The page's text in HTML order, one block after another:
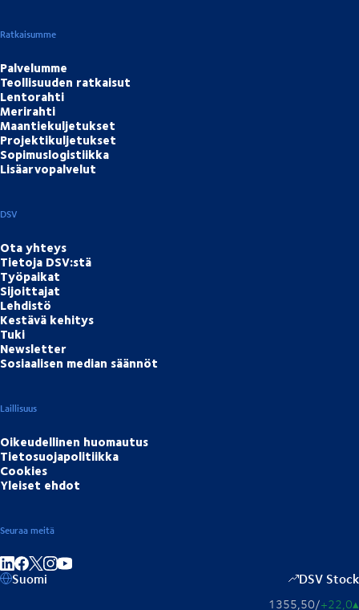
Ratkaisumme
Palvelumme
Teollisuuden ratkaisut
Lentorahti
Merirahti
Maantiekuljetukset
Projektikuljetukset
Sopimuslogistiikka
Lisäarvopalvelut
DSV
Ota yhteys
Tietoja DSV:stä
Työpaikat
Sijoittajat
Lehdistö
Kestävä kehitys
Tuki
Newsletter
Sosiaalisen median säännöt
Laillisuus
Oikeudellinen huomautus
Tietosuojapolitiikka
Cookies
Yleiset ehdot
Seuraa meitä
Jaa linkedInissä
Jaa Facebookissa
Jaa Instagramissa
Suomi DSV Stock
1355,50/+22,0▴